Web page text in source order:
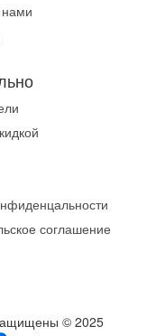
нами
соглашение
© 2025